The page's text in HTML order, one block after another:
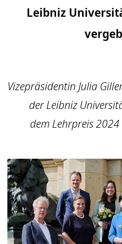
Leibniz
Vizepräsidentin Julia
der Leibniz
dem Lehrpreis